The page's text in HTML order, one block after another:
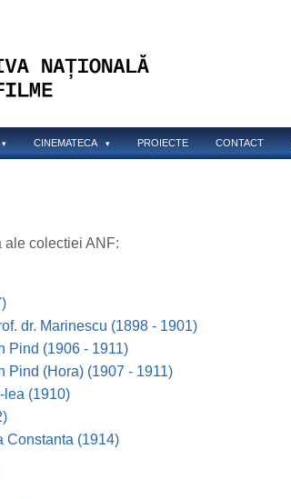
CINEMATECA PROIECTE CONTACT
ale colectiei ANF:
dr. Marinescu (1898 - 1901)
Pind (1906 - 1911)
Pind (Hora) (1907 - 1911)
lea (1910)
Constanta (1914)